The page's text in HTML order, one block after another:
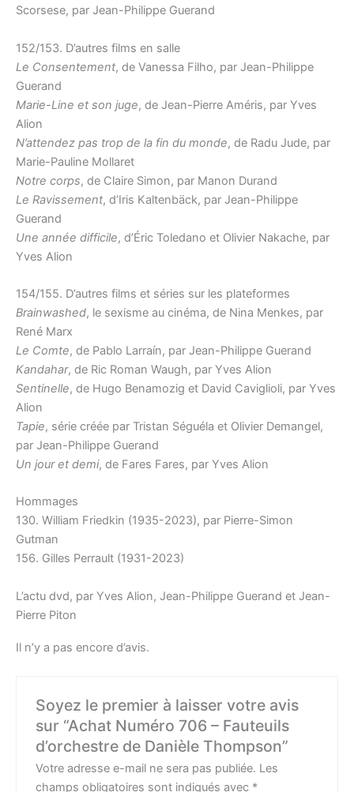
Scorsese, par Jean-Philippe Guerand
152/153. D’autres films en salle
Le Consentement, de Vanessa Filho, par Jean-Philippe
Guerand
Marie-Line et son juge, de Jean-Pierre Améris, par Yves
Alion
N’attendez pas trop de la fin du monde, de Radu Jude, par
Marie-Pauline Mollaret
Notre corps, de Claire Simon, par Manon Durand
Le Ravissement, d’Iris Kaltenbäck, par Jean-Philippe
Guerand
Une année difficile, d’Éric Toledano et Olivier Nakache, par
Yves Alion
154/155. D’autres films et séries sur les plateformes
Brainwashed, le sexisme au cinéma, de Nina Menkes, par
René Marx
Le Comte, de Pablo Larraín, par Jean-Philippe Guerand
Kandahar, de Ric Roman Waugh, par Yves Alion
Sentinelle, de Hugo Benamozig et David Caviglioli, par Yves
Alion
Tapie, série créée par Tristan Séguéla et Olivier Demangel,
par Jean-Philippe Guerand
Un jour et demi, de Fares Fares, par Yves Alion
Hommages
130. William Friedkin (1935-2023), par Pierre-Simon
Gutman
156. Gilles Perrault (1931-2023)
L’actu dvd, par Yves Alion, Jean-Philippe Guerand et Jean-
Pierre Piton
Il n’y a pas encore d’avis.
Soyez le premier à laisser votre avis
sur “Achat Numéro 706 – Fauteuils
d’orchestre de Danièle Thompson”
Votre adresse e-mail ne sera pas publiée. Les
champs obligatoires sont indiqués avec *